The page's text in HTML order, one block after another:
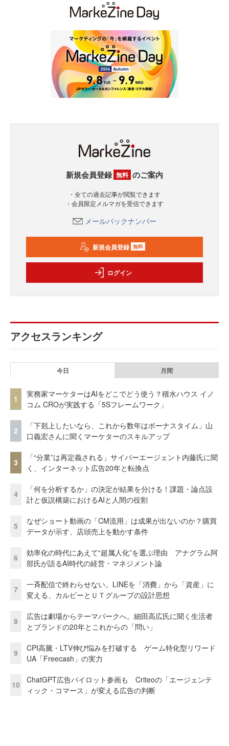
新規会員登録 無料 のご案内
・全ての過去記事が閲覧できます
・会員限定メルマガを受信できます
メールバックナンバー
新規会員登録 無料
ログイン
アクセスランキング
今日 月間
1
実務家マーケターはAIをどこでどう使う？積水ハウス イノ
コム CROが実践する「5Sフレームワーク」
2
「下剋上したいなら、これから数年はボーナスタイム」山
口義宏さんに聞くマーケターのスキルアップ
3
「“分業”は再定義される」サイバーエージェント内藤氏に聞
く、インターネット広告20年と転換点
4
「何を分析するか」の決定が結果を分ける！課題・論点設
計と仮説構築におけるAIと人間の役割
5
なぜショート動画の「CM流用」は成果が出ないのか？購買
データが示す、店頭売上を動かす条件
6
効率化の時代にあえて“超属人化”を選ぶ理由 アナグラム阿
部氏が語るAI時代の経営・マネジメント論
7
一斉配信で終わらせない。LINEを「消費」から「資産」に
変える、カルビーとＵＴグループの設計思想
8
広告は劇場からテーマパークへ。細田高広氏に聞く生活者
とブランドの20年とこれからの「問い」
9
CPI高騰・LTV伸び悩みを打破する ゲーム特化型リワード
UA「Freecash」の実力
10
ChatGPT広告パイロット参画も Criteoの「エージェンテ
ィック・コマース」が変える広告の判断